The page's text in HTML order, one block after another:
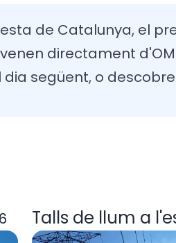
de Catalunya, el
directament
següent, o
elèctrica
Talls de llum a